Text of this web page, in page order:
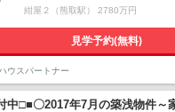
紺屋２（熊取駅） 2780万円
見学予約(無料)
ウスパートナー
中□■〇2017年7月の築浅物件～